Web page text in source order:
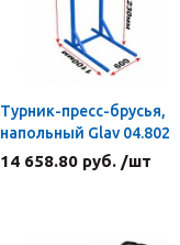
Турник-пресс-брусья,
напольный Glav 04.802
14 658.80 руб. /шт